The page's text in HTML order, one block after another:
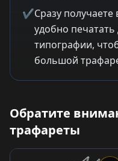
✔Сразу получаете
удобно
типографии,
большой
Обратите
трафареты